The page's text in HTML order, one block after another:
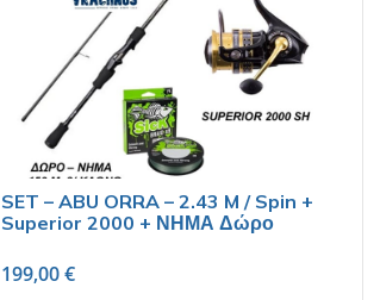
SET – ABU ORRA – 2.43 M / Spin +
Superior 2000 + ΝΗΜΑ Δώρο
199,00€